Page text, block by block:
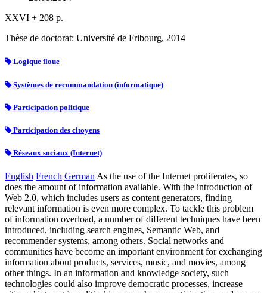
XXVI + 208 p.
Thèse de doctorat: Université de Fribourg, 2014
Logique floue
Systèmes de recommandation (informatique)
Participation politique
Participation des citoyens
Réseaux sociaux (Internet)
English French German As the use of the Internet proliferates, so
does the amount of information available. With the introduction of
Web 2.0, which includes users as content generators, finding
relevant information is even more complex. To tackle this problem
of information overload, a number of different techniques have been
introduced, including search engines, Semantic Web, and
recommender systems, among others. Social networks and
communities have become an important environment for exchanging
information about products, services, music, and movies, among
other things. In an information and knowledge society, such
technologies could also improve democratic processes, increase